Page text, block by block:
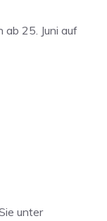
ab 25. Juni auf
unter